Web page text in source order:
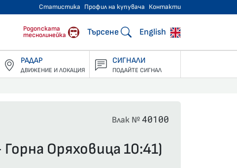
Статистика Профил на купувача Контакти
превози
Родопската
теснолинейка
Търсене English
РАДАР
ДВИЖЕНИЕ И ЛОКАЦИЯ
СИГНАЛИ
ПОДАЙТЕ СИГНАЛ
Влак №40100
Оряховица 10:41)